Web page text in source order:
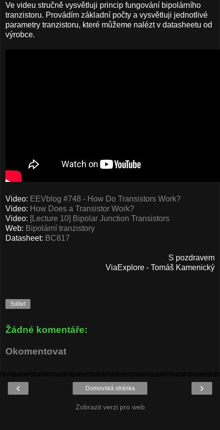
Ve videu stručně vysvětluji princip fungování bipolárního
tranzistoru. Provádím základní počty a vysvětluji jednotlivé
parametry tranzistoru, které můžeme nalézt v datasheetu od
výrobce.
Video: EEVblog #748 - How Do Transistors Work?
Video: How Does a Transistor Work?
Video: [Lecture 10] Bipolar Junction Transistors
Web: Bipolární tranzistory
Datasheet: BC817
S pozdravem
ViaExplore - Tomáš Kamenický
Sdílet
Žádné komentáře:
Okomentovat
‹ ›
Domovská stránka
Zobrazit verzi pro web